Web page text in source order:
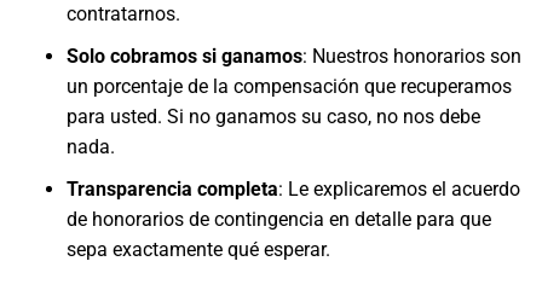
contratarnos.
Solo cobramos si ganamos: Nuestros honorarios son
un porcentaje de la compensación que recuperamos
para usted. Si no ganamos su caso, no nos debe
nada.
Transparencia completa: Le explicaremos el acuerdo
de honorarios de contingencia en detalle para que
sepa exactamente qué esperar.